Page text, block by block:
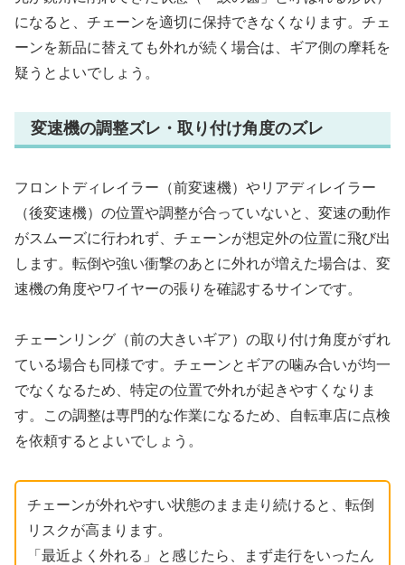
になると、チェーンを適切に保持できなくなります。チェ
ーンを新品に替えても外れが続く場合は、ギア側の摩耗を
疑うとよいでしょう。
変速機の調整ズレ・取り付け角度のズレ
フロントディレイラー（前変速機）やリアディレイラー
（後変速機）の位置や調整が合っていないと、変速の動作
がスムーズに行われず、チェーンが想定外の位置に飛び出
します。転倒や強い衝撃のあとに外れが増えた場合は、変
速機の角度やワイヤーの張りを確認するサインです。
チェーンリング（前の大きいギア）の取り付け角度がずれ
ている場合も同様です。チェーンとギアの噛み合いが均一
でなくなるため、特定の位置で外れが起きやすくなりま
す。この調整は専門的な作業になるため、自転車店に点検
を依頼するとよいでしょう。
チェーンが外れやすい状態のまま走り続けると、転倒
リスクが高まります。
「最近よく外れる」と感じたら、まず走行をいったん